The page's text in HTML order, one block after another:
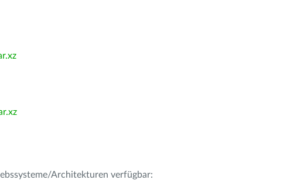
Architekturen verfügbar: